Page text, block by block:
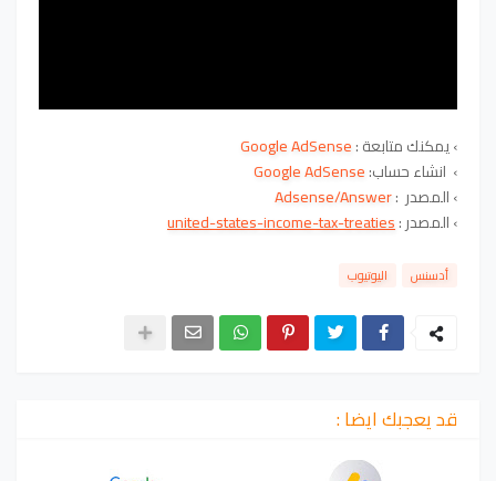
› يمكنك متابعة :Google AdSense
› انشاء حساب:Google AdSense
›المصدر :
Adsense/Answer
›المصدر:
united-states-income-tax-treaties
أدسنس اليوتيوب
قد يعجبك ايضا :